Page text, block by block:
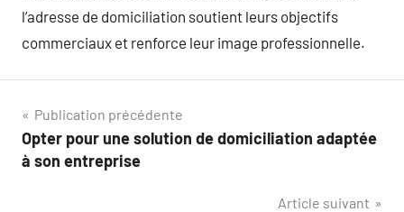
l’adresse de domiciliation soutient leurs objectifs
commerciaux et renforce leur image professionnelle.
Navigation
de
Publication précédente
Opter pour une solution de domiciliation adaptée
à son entreprise
Article suivant